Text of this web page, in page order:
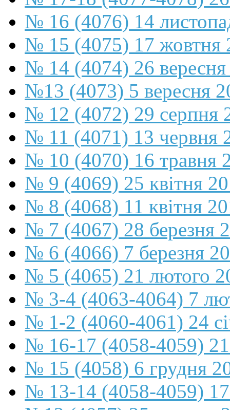
№ 16 (4076) 14
№ 15 (4075) 17 жовтня
№ 14 (4074) 26
№13 (4073) 5 вересня
№ 12 (4072) 29 серпня
№ 11 (4071) 13 червня
№ 10 (4070) 16 травня
№ 9 (4069) 25 квітня
№ 8 (4068) 11 квітня
№ 7 (4067) 28 березня
№ 6 (4066) 7 березня
№ 5 (4065) 21 лютого
№ 3-4 (4063-4064) 7
№ 1-2 (4060-4061) 24
№ 16-17 (4058-4059) 21
№ 15 (4058) 6 грудня
№ 13-14 (4058-4059) 17